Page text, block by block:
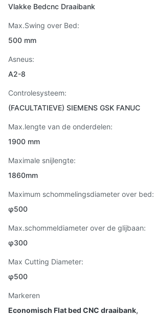
Vlakke Bedcnc Draaibank
Max.Swing over Bed:
500 mm
Asneus:
A2-8
Controlesysteem:
(FACULTATIEVE) SIEMENS GSK FANUC
Max.lengte van de onderdelen:
1900 mm
Maximale snijlengte:
1860mm
Maximum schommelingsdiameter over bed:
φ500
Max.schommeldiameter over de glijbaan:
φ300
Max Cutting Diameter:
φ500
Markeren
Economisch Flat bed CNC draaibank,